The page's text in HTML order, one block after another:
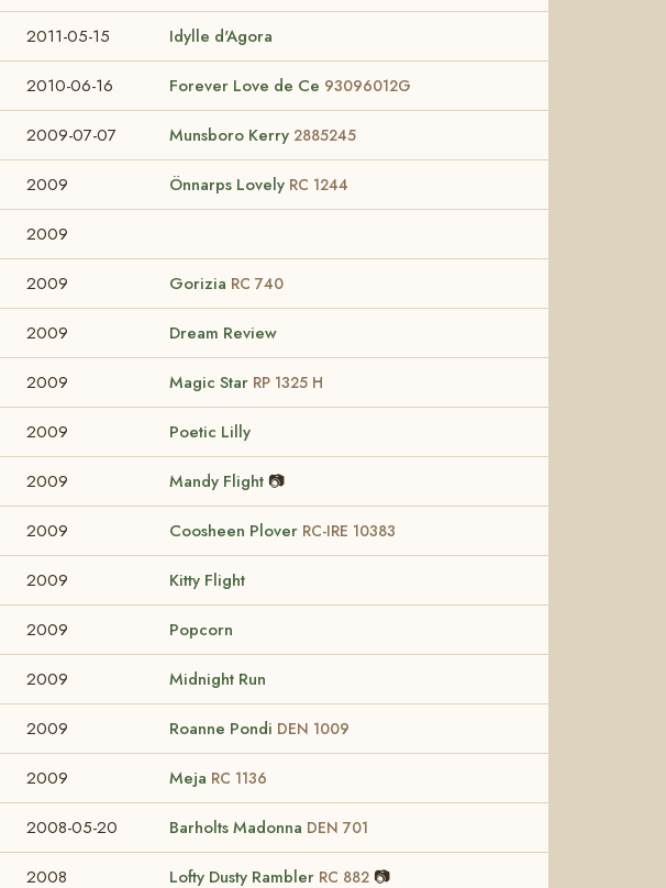
2011-05-15 Idylle d'Agora
2010-06-16 Forever Love de Ce 93096012G
2009-07-07 Munsboro Kerry 2885245
2009 Önnarps Lovely RC 1244
2009
2009 Gorizia RC 740
2009 Dream Review
2009 Magic Star RP 1325 H
2009 Poetic Lilly
2009 Mandy Flight 📷
2009 Coosheen Plover RC-IRE 10383
2009 Kitty Flight
2009 Popcorn
2009 Midnight Run
2009 Roanne Pondi DEN 1009
2009 Meja RC 1136
2008-05-20 Barholts Madonna DEN 701
2008 Lofty Dusty Rambler RC 882 📷